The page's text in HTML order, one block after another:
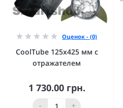
Оценок - (0)
CoolTube 125х425 мм с
отражателем
1 730.00 грн.
- +